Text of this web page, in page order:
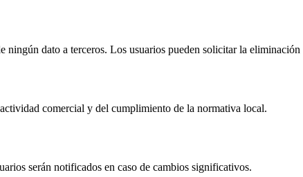
dato a terceros. Los usuarios pueden solicitar la eliminación
comercial y del cumplimiento de la normativa local.
serán notificados en caso de cambios significativos.